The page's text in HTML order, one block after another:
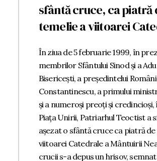
sfântă cruce, ca piatră
temelie a viitoarei
În ziua de 5 februarie 1999, în
membrilor Sfântului Sinod și a
Bisericești, a președintelui
Constantinescu, a primului
și a numeroși preoți și
Piața Unirii, Patriarhul Teoctist a
așezat o sfântă cruce ca piatră
viitoarei Catedrale a Mântuirii
crucii s-a depus un hrisov,